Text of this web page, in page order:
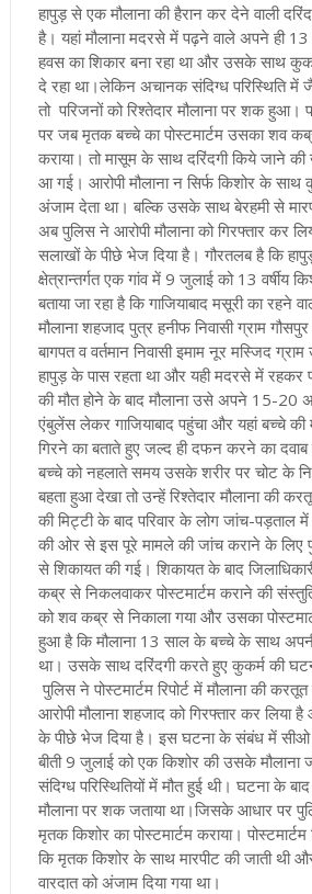
हापुड़ से एक मौलाना की हैरान कर देने वाली
है। यहां मौलाना मदरसे में पढ़ने वाले अपने ही
हवस का शिकार बना रहा था और उसके साथ
दे रहा था।लेकिन अचानक संदिग्ध परिस्थिति में
तो परिजनों को रिश्तेदार मौलाना पर शक हुआ।
पर जब मृतक बच्चे का पोस्टमार्टम उसका शव
कराया। तो मासूम के साथ दरिंदगी किये जाने
आ गई। आरोपी मौलाना न सिर्फ किशोर के साथ
अंजाम देता था। बल्कि उसके साथ बेरहमी से
अब पुलिस ने आरोपी मौलाना को गिरफ्तार कर
सलाखों के पीछे भेज दिया है। गौरतलब है कि
क्षेत्रान्तर्गत एक गांव में 9 जुलाई को 13 वर्षीय
बताया जा रहा है कि गाजियाबाद मसूरी का रहने
मौलाना शहजाद पुत्र हनीफ निवासी ग्राम
बागपत व वर्तमान निवासी इमाम नूर मस्जिद
हापुड़ के पास रहता था और यही मदरसे में रहकर
की मौत होने के बाद मौलाना उसे अपने 15-20
एंबुलेंस लेकर गाजियाबाद पहुंचा और यहां बच्चे
गिरने का बताते हुए जल्द ही दफन करने का
बच्चे को नहलाते समय उसके शरीर पर चोट के
बहता हुआ देखा तो उन्हें रिश्तेदार मौलाना की
की मिट्टी के बाद परिवार के लोग जांच-पड़ताल
की ओर से इस पूरे मामले की जांच कराने के लिए
से शिकायत की गई। शिकायत के बाद
कब्र से निकलवाकर पोस्टमार्टम कराने की
को शव कब्र से निकाला गया और उसका
हुआ है कि मौलाना 13 साल के बच्चे के साथ
था। उसके साथ दरिंदगी करते हुए कुकर्म की
पुलिस ने पोस्टमार्टम रिपोर्ट में मौलाना की
आरोपी मौलाना शहजाद को गिरफ्तार कर
के पीछे भेज दिया है। इस घटना के संबंध में सीओ
बीती 9 जुलाई को एक किशोर की उसके मौलाना
संदिग्ध परिस्थितियों में मौत हुई थी। घटना के बाद
मौलाना पर शक जताया था।जिसके आधार पर
मृतक किशोर का पोस्टमार्टम कराया।
कि मृतक किशोर के साथ मारपीट की जाती थी
वारदात को अंजाम दिया गया था।